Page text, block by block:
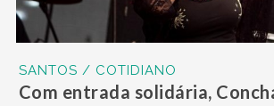
SANTOS / COTIDIANO
Com entrada solidária,